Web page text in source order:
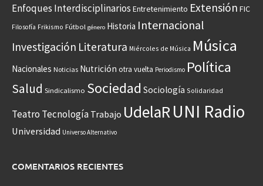
Enfoques Interdisciplinarios Entretenimiento Extensión FIC
Filosofía Frikismo Fútbol género Historia Internacional
Investigación Literatura Miércoles de Música Música
Nacionales Noticias Nutrición otra vuelta Periodismo Política
Salud Sindicalismo Sociedad Sociología Solidaridad
Teatro Tecnología Trabajo UdelaRUNI Radio
Universidad Universo Alternativo
COMENTARIOS RECIENTES